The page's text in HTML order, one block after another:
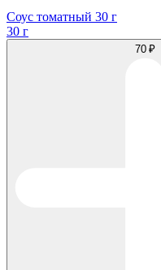
Соус томатный 30 г
30 г
70 ₽